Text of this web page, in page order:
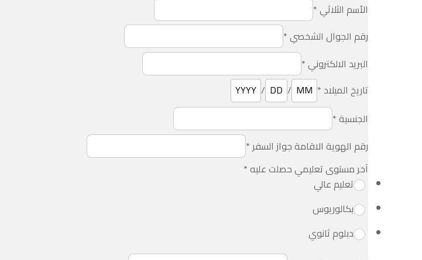
الأسم الثلاثي*
رقم الجوال الشخصي*
البريد الالكتروني*
تاريخ الميلاد *
/
/
الجنسية*
رقم الهوية الاقامة جواز السفر *
آخر مستوى تعليمي حصلت عليه*
تعليم عالي
بكالوريوس
دبلوم ثانوي